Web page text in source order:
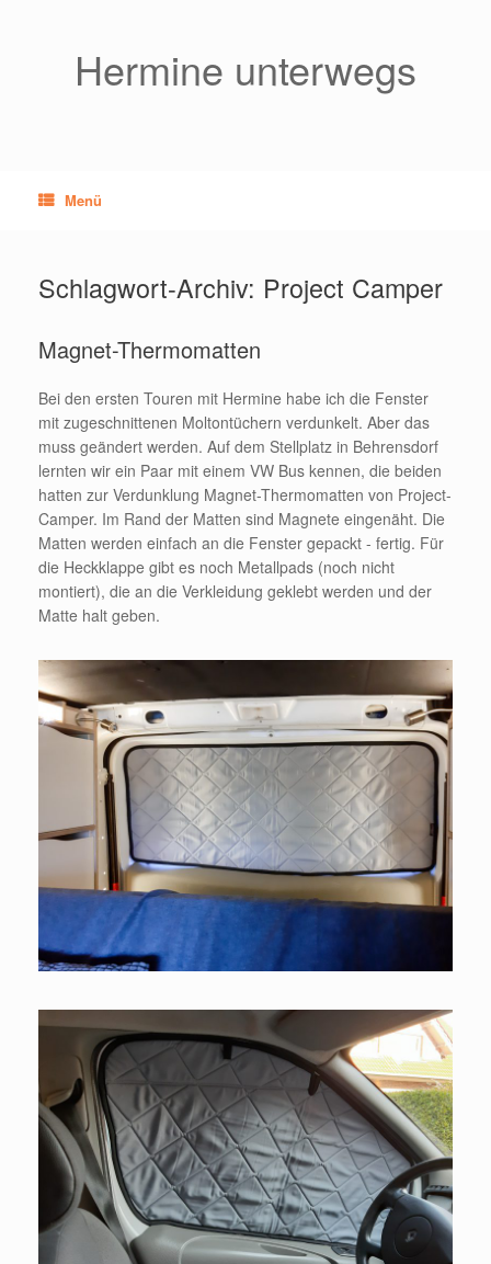
Hermine unterwegs
Menü
Schlagwort-Archiv: Project Camper
Magnet-Thermomatten
Bei den ersten Touren mit Hermine habe ich die Fenster
mit zugeschnittenen Moltontüchern verdunkelt. Aber das
muss geändert werden. Auf dem Stellplatz in Behrensdorf
lernten wir ein Paar mit einem VW Bus kennen, die beiden
hatten zur Verdunklung Magnet-Thermomatten von Project-
Camper. Im Rand der Matten sind Magnete eingenäht. Die
Matten werden einfach an die Fenster gepackt - fertig. Für
die Heckklappe gibt es noch Metallpads (noch nicht
montiert), die an die Verkleidung geklebt werden und der
Matte halt geben.